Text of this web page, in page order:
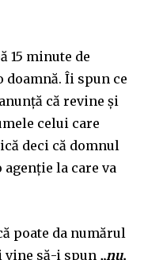
15 minute de
doamnă. Îi spun ce
că revine și
celui care
deci că domnul
la care va
poate da numărul
vine să-i spun „nu,